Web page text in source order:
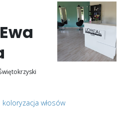
koloryzacja włosów